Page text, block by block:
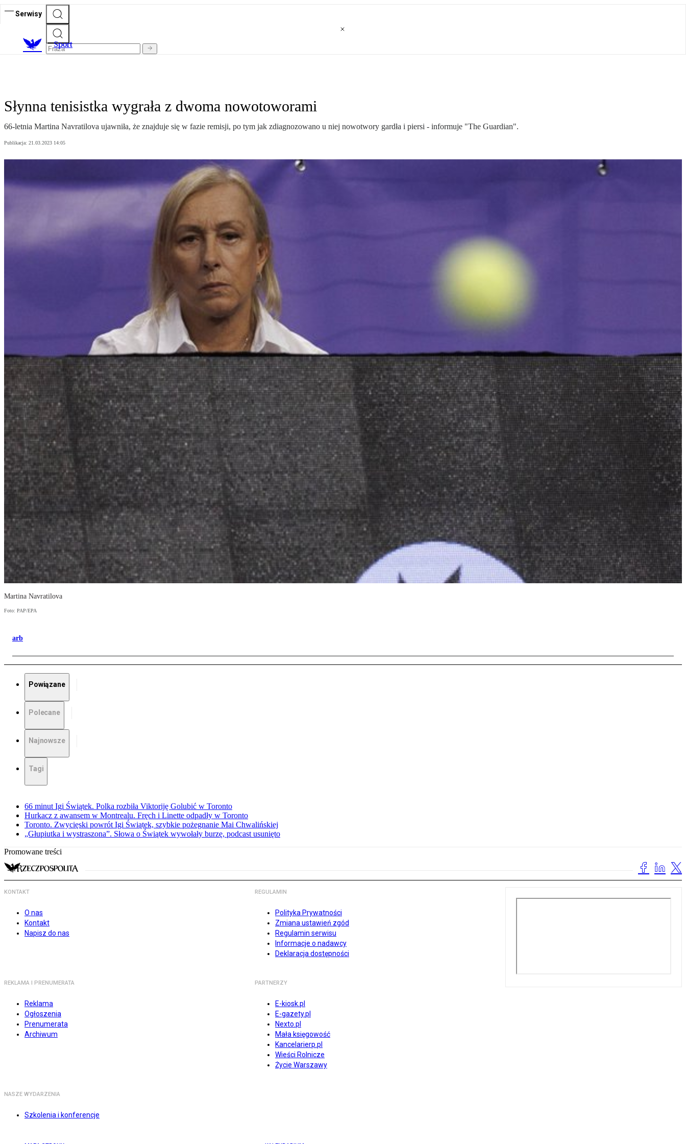
Serwisy
Sport
Słynna tenisistka wygrała z dwoma nowotoworami
66-letnia Martina Navratilova ujawniła, że znajduje się w fazie remisji, po tym jak zdiagnozowano u niej nowotwory gardła i piersi - informuje "The Guardian".
Publikacja: 21.03.2023 14:05
Martina Navratilova
Foto: PAP/EPA
arb
Powiązane
Polecane
Najnowsze
Tagi
66 minut Igi Świątek. Polka rozbiła Viktoriję Golubić w Toronto
Hurkacz z awansem w Montrealu. Fręch i Linette odpadły w Toronto
Toronto. Zwycięski powrót Igi Świątek, szybkie pożegnanie Mai Chwalińskiej
„Głupiutka i wystraszona”. Słowa o Świątek wywołały burzę, podcast usunięto
Promowane treści
KONTAKT
O nas
Kontakt
Napisz do nas
REGULAMIN
Polityka Prywatności
Zmiana ustawień zgód
Regulamin serwisu
Informacje o nadawcy
Deklaracja dostępności
REKLAMA I PRENUMERATA
Reklama
Ogłoszenia
Prenumerata
Archiwum
PARTNERZY
E-kiosk.pl
E-gazety.pl
Nexto.pl
Mała księgowość
Kancelarierp.pl
Wieści Rolnicze
Życie Warszawy
NASZE WYDARZENIA
Szkolenia i konferencje